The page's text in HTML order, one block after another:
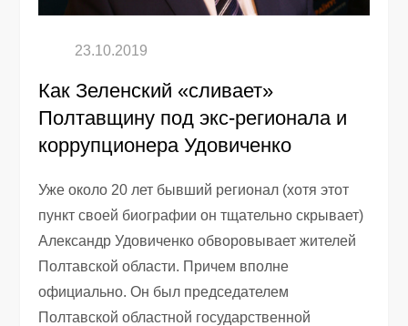
Как Зеленский «сливает»
Полтавщину под экс-регионала и
коррупционера Удовиченко
Уже около 20 лет бывший регионал (хотя этот
пункт своей биографии он тщательно скрывает)
Александр Удовиченко обворовывает жителей
Полтавской области. Причем вполне
официально. Он был председателем
Полтавской областной государственной